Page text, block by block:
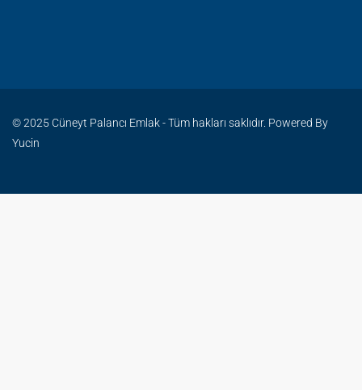
© 2025 Cüneyt Palancı Emlak - Tüm hakları saklıdır. Powered By
Yucin